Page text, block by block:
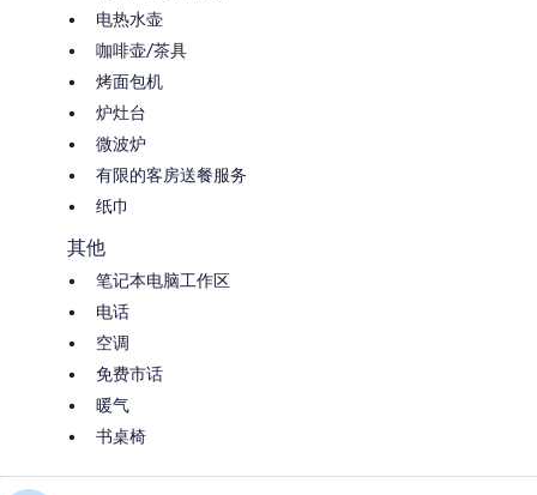
电热水壶
咖啡壶/茶具
烤面包机
炉灶台
微波炉
有限的客房送餐服务
纸巾
其他
笔记本电脑工作区
电话
空调
免费市话
暖气
书桌椅